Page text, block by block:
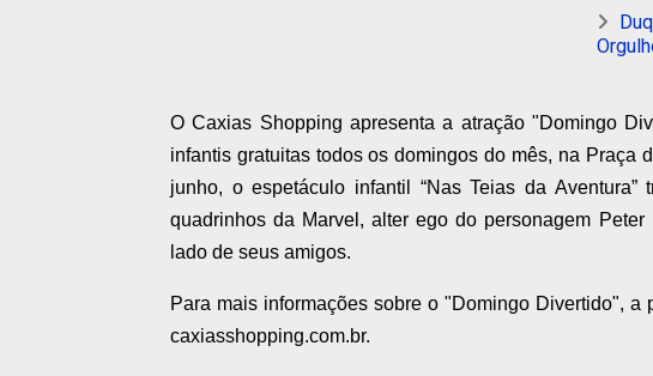
O Caxias Shopping apresenta a atração "Domingo
infantis gratuitas todos os domingos do mês, na Praça
junho, o espetáculo infantil “Nas Teias da
quadrinhos da Marvel, alter ego do personagem
lado de seus amigos.
Para mais informações sobre o "Domingo Divertido",
caxiasshopping.com.br.